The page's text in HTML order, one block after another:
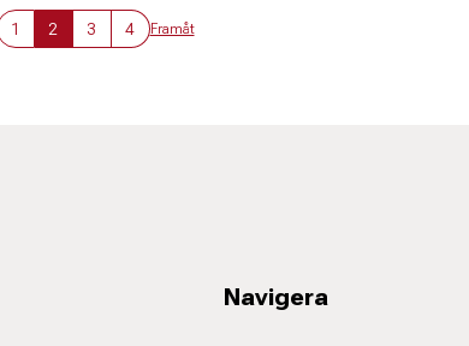
1 2 3 4 Framåt
Navigera